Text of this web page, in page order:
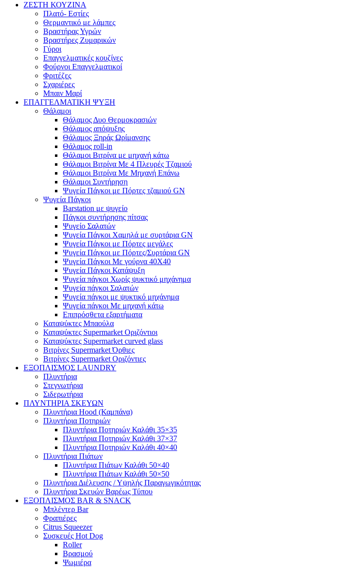
ΖΕΣΤΗ ΚΟΥΖΙΝΑ
Πλατό- Εστίες
Θερμαντικό με λάμπες
Βραστήρας Υγρών
Βραστήρες Ζυμαρικών
Γύροι
Επαγγελματικές κουζίνες
Φούρνοι Επαγγελματικοί
Φριτέζες
Σχαριέρες
Μπαιν Μαρί
ΕΠΑΓΓΕΛΜΑΤΙΚΗ ΨΥΞΗ
Θάλαμοι
Θάλαμος Δυο Θερμοκρασιών
Θάλαμος απόψυξης
Θάλαμος Ξηράς Ωρίμανσης
Θάλαμος roll-in
Θάλαμοι Βιτρίνα με μηχανή κάτω
Θάλαμοι Βιτρίνα Με 4 Πλευρές Τζαμιού
Θάλαμοι Βιτρίνα Με Μηχανή Επάνω
Θάλαμοι Συντήρηση
Ψυγεία Πάγκοι με Πόρτες τζαμιού GN
Ψυγεία Πάγκοι
Barstation με ψυγείο
Πάγκοι συντήρησης πίτσας
Ψυγείο Σαλατών
Ψυγεία Πάγκοι Χαμηλά με συρτάρια GN
Ψυγεία Πάγκοι με Πόρτες μεγάλες
Ψυγεία Πάγκοι με Πόρτες/Συρτάρια GN
Ψυγεία Πάγκοι Με γούρνα 40Χ40
Ψυγεία Πάγκοι Κατάψυξη
Ψυγεία πάγκοι Χωρίς ψυκτικό μηχάνημα
Ψυγεία πάγκοι Σαλατών
Ψυγεία πάγκοι με ψυκτικό μηχάνημα
Ψυγεία πάγκοι Με μηχανή κάτω
Επιπρόσθετα εξαρτήματα
Καταψύκτες Μπαούλα
Καταψύκτες Supermarket Οριζόντιοι
Καταψύκτες Supermarket curved glass
Βιτρίνες Supermarket Όρθιες
Βιτρίνες Supermarket Οριζόντιες
ΕΞΟΠΛΙΣΜΟΣ LAUNDRY
Πλυντήρια
Στεγνωτήρια
Σιδερωτήρια
ΠΛΥΝΤΗΡΙΑ ΣΚΕΥΩΝ
Πλυντήρια Hood (Καμπάνα)
Πλυντήρια Ποτηριών
Πλυντήρια Ποτηριών Καλάθι 35×35
Πλυντήρια Ποτηριών Καλάθι 37×37
Πλυντήρια Ποτηριών Καλάθι 40×40
Πλυντήρια Πιάτων
Πλυντήρια Πιάτων Καλάθι 50×40
Πλυντήρια Πιάτων Καλάθι 50×50
Πλυντήρια Διέλευσης / Υψηλής Παραγωγικότητας
Πλυντήρια Σκευών Βαρέως Τύπου
ΕΞΟΠΛΙΣΜΟΣ BAR & SNACK
Μπλέντερ Bar
Φραπιέρες
Citrus Squeezer
Συσκευές Hot Dog
Roller
Βρασμού
Ψωμιέρα